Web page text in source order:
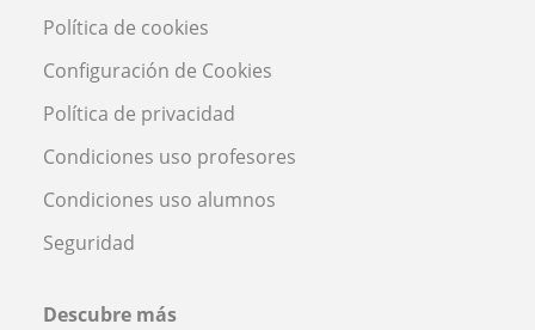
Política de cookies
Configuración de Cookies
Política de privacidad
Condiciones uso profesores
Condiciones uso alumnos
Seguridad
Descubre más